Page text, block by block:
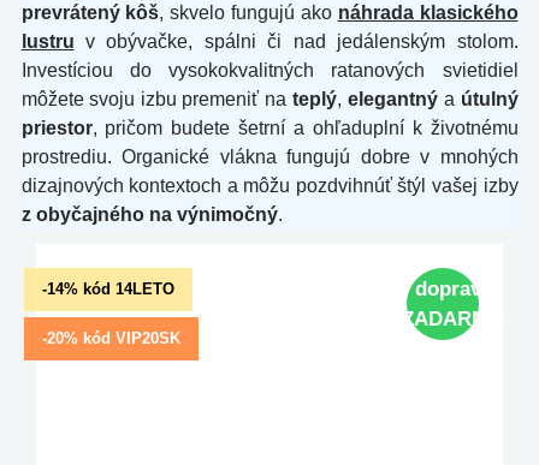
prevrátený kôš, skvelo fungujú ako náhrada klasického
lustru v obývačke, spálni či nad jedálenským stolom.
Investíciou do vysokokvalitných ratanových svietidiel
môžete svoju izbu premeniť na teplý, elegantný a útulný
priestor, pričom budete šetrní a ohľaduplní k životnému
prostrediu. Organické vlákna fungujú dobre v mnohých
dizajnových kontextoch a môžu pozdvihnúť štýl vašej izby
z obyčajného na výnimočný.
-14% kód 14LETO
-20% kód VIP20SK
doprava
ZADARMO